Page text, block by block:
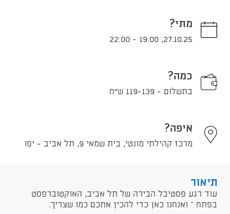
מתי?
27.10.25
,
19:00
-
22:00
כמה?
בתשלום - 119-139 ש"ח
איפה?
מרכז קהילתי מונטי, בית שמאי 9, תל אביב - יפו
תיאור
עוד רגע פסטיבל הבירה של תל אביב, האוקטוברפסט
בפתח – ואנחנו כאן כדי להכין אתכם כמו שצריך.